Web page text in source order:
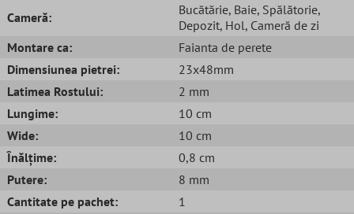
Cameră:
Bucătărie, Baie, Spălătorie,
Depozit, Hol, Cameră de zi
Montare ca:
Faianta de perete
Dimensiunea pietrei:
23x48mm
Latimea Rostului:
2 mm
Lungime:
10 cm
Wide:
10 cm
Înălțime:
0,8 cm
Putere:
8 mm
Cantitate pe pachet:
1